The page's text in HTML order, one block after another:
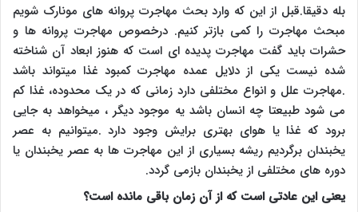
بله دقیقا.قبل از این که وارد بحث مهاجرت پروانه های مونارک شویم
مبحث مهاجرت را کمی بازتر کنیم. درخصوص مهاجرت پروانه ها و
حشرات باید گفت مهاجرت پدیده ای است که هنوز ابعاد آن شناخته
شده نیست یکی از دلایل عمده مهاجرت کمبود غذا میتواند باشد
.مهاجرت علل و انواع مختلفی دارد زمانی که در یک محدوده، غذا کم
می شود طبیعتا چه انسان باشد یه موجود دیگر ، میخواهد به جایی
برود که غذا یا هوای بهتری برایش وجود دارد .میتوانیم به عصر
یخبندان برگردیم ریشه بسیاری از این مهاجرت ها به عصر یخبندان یا
دوره های مختلفی از یخبندان بازمی گردد.
یعنی این عادتی است که از آن زمان باقی مانده است؟